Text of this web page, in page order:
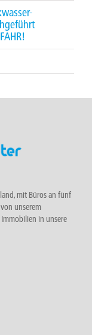
mit Büros an fünf
unserem
in unsere